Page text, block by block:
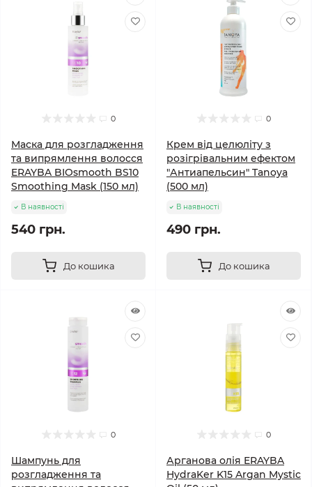
0
Маска для розгладження
та випрямлення волосся
ERAYBA BIOsmooth BS10
Smoothing Mask (150 мл)
В наявності
540 грн.
До кошика
0
Крем від целюліту з
розігрівальним ефектом
"Антиапельсин" Tanoya
(500 мл)
В наявності
490 грн.
До кошика
0
Шампунь для
розгладження та
0
Арганова олія ERAYBA
HydraKer K15 Argan Mystic